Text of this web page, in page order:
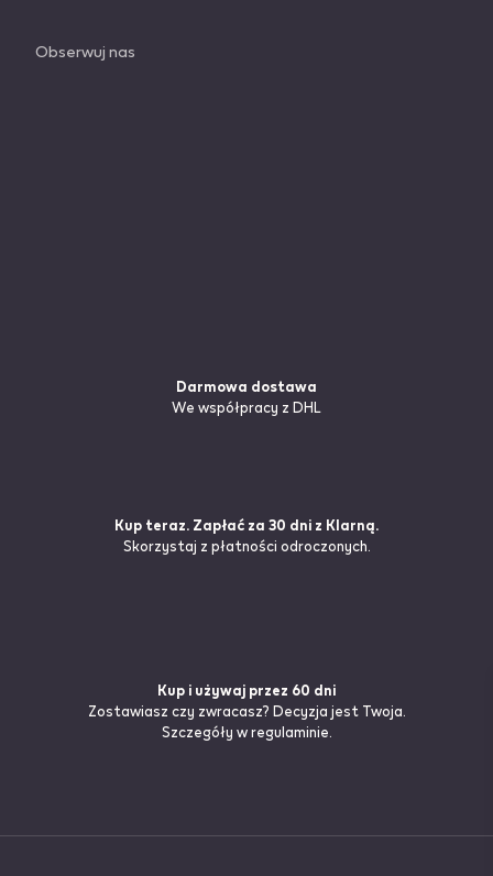
Obserwuj nas
Darmowa dostawa
We współpracy z DHL
Kup teraz. Zapłać za 30 dni z Klarną.
Skorzystaj z płatności odroczonych.
Kup i używaj przez 60 dni
Zostawiasz czy zwracasz? Decyzja jest Twoja.
Szczegóły w regulaminie.